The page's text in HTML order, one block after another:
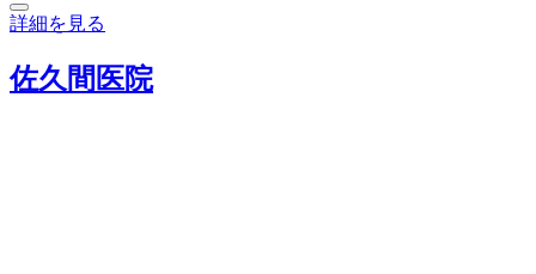
詳細を見る
佐久間医院